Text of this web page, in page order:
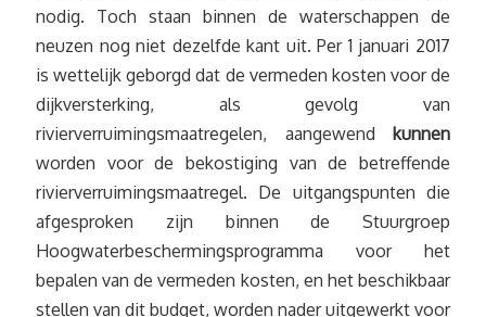
nodig. Toch staan binnen de waterschappen de
neuzen nog niet dezelfde kant uit. Per 1 januari 2017
is wettelijk geborgd dat de vermeden kosten voor de
dijkversterking, als gevolg van
rivierverruimingsmaatregelen, aangewend kunnen
worden voor de bekostiging van de betreffende
rivierverruimingsmaatregel. De uitgangspunten die
afgesproken zijn binnen de Stuurgroep
Hoogwaterbeschermingsprogramma voor het
bepalen van de vermeden kosten, en het beschikbaar
stellen van dit budget, worden nader uitgewerkt voor